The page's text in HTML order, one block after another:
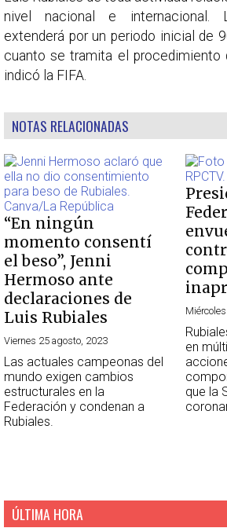
nivel nacional e internacional.
extenderá por un periodo inicial de
cuanto se tramita el procedimiento
indicó la FIFA.
NOTAS RELACIONADAS
“En ningún
momento consentí
el beso”, Jenni
Hermoso ante
declaraciones de
Luis Rubiales
Viernes 25 agosto, 2023
Las actuales campeonas del
mundo exigen cambios
estructurales en la
Federación y condenan a
Rubiales.
en
que la
ÚLTIMA HORA